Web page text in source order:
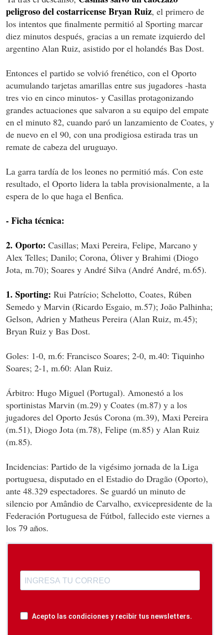
peligroso del costarricense Bryan Ruiz, el primero de
los intentos que finalmente permitió al Sporting marcar
diez minutos después, gracias a un remate izquierdo del
argentino Alan Ruiz, asistido por el holandés Bas Dost.
Entonces el partido se volvió frenético, con el Oporto
acumulando tarjetas amarillas entre sus jugadores -hasta
tres vio en cinco minutos- y Casillas protagonizando
grandes actuaciones que salvaron a su equipo del empate
en el minuto 82, cuando paró un lanzamiento de Coates, y
de nuevo en el 90, con una prodigiosa estirada tras un
remate de cabeza del uruguayo.
La garra tardía de los leones no permitió más. Con este
resultado, el Oporto lidera la tabla provisionalmente, a la
espera de lo que haga el Benfica.
- Ficha técnica:
2. Oporto: Casillas; Maxi Pereira, Felipe, Marcano y
Alex Telles; Danilo; Corona, Óliver y Brahimi (Diogo
Jota, m.70); Soares y André Silva (André André, m.65).
1. Sporting: Rui Patrício; Schelotto, Coates, Rúben
Semedo y Marvin (Ricardo Esgaio, m.57); João Palhinha;
Gelson, Adrien y Matheus Pereira (Alan Ruiz, m.45);
Bryan Ruiz y Bas Dost.
Goles: 1-0, m.6: Francisco Soares; 2-0, m.40: Tiquinho
Soares; 2-1, m.60: Alan Ruiz.
Árbitro: Hugo Miguel (Portugal). Amonestó a los
sportinistas Marvin (m.29) y Coates (m.87) y a los
jugadores del Oporto Jesús Corona (m.39), Maxi Pereira
(m.51), Diogo Jota (m.78), Felipe (m.85) y Alan Ruiz
(m.85).
Incidencias: Partido de la vigésimo jornada de la Liga
portuguesa, disputado en el Estadio do Dragão (Oporto),
ante 48.329 espectadores. Se guardó un minuto de
silencio por Amândio de Carvalho, exvicepresidente de la
Federación Portuguesa de Fútbol, fallecido este viernes a
los 79 años.
Acepto las condiciones y recibir tus newsletters.